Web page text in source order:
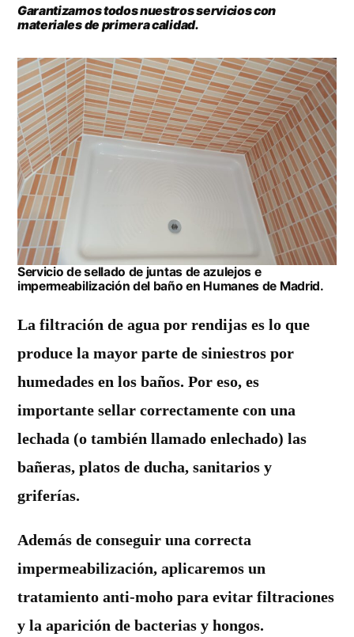
Garantizamos todos nuestros servicioscon
materiales de primera calidad.
Servicio de sellado de juntas de azulejos e
impermeabilización del baño en Humanes de Madrid.
La filtración de agua por rendijas es lo que
produce la mayor parte de siniestros por
humedades en los baños. Por eso, es
importante sellar correctamente con una
lechada (o también llamado enlechado) las
bañeras, platos de ducha, sanitarios y
griferías.
Además de conseguir una correcta
impermeabilización, aplicaremos un
tratamiento anti-moho para evitar filtraciones
y la aparición de bacterias y hongos.